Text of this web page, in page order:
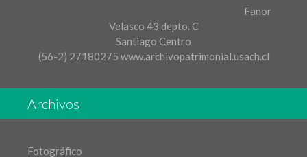
Fanor
Velasco 43 depto. C
Santiago Centro
(56-2) 27180275 www.archivopatrimonial.usach.cl
Archivos
Fotográfico